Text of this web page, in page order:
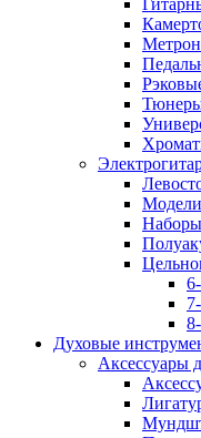
Духовые
Аксессуары